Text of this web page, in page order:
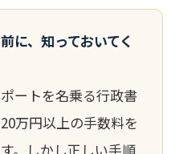
に、知っておいてく
ートを名乗る行政書
万円以上の手数料を
。しかし正しい手順